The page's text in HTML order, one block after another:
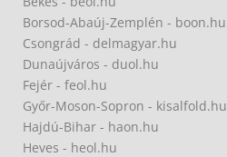
Borsod-Abaúj-Zemplén - boon.hu
Csongrád - delmagyar.hu
Dunaújváros - duol.hu
Fejér - feol.hu
Győr-Moson-Sopron - kisalfold.hu
Hajdú-Bihar - haon.hu
Heves - heol.hu